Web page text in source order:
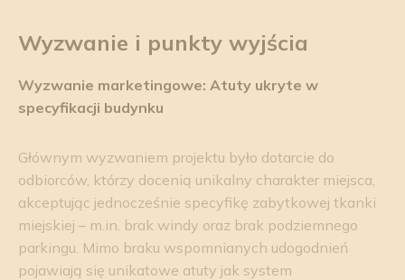
Wyzwanie i punkty wyjścia
Wyzwanie marketingowe: Atuty ukryte w
specyfikacji budynku
Głównym wyzwaniem projektu było dotarcie do
odbiorców, którzy docenią unikalny charakter miejsca,
akceptując jednocześnie specyfikę zabytkowej tkanki
miejskiej – m.in. brak windy oraz brak podziemnego
parkingu. Mimo braku wspomnianych udogodnień
pojawiają się unikatowe atuty jak system